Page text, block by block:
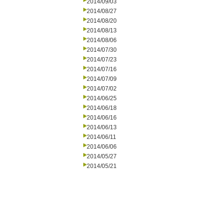
2014/09/03
2014/08/27
2014/08/20
2014/08/13
2014/08/06
2014/07/30
2014/07/23
2014/07/16
2014/07/09
2014/07/02
2014/06/25
2014/06/18
2014/06/16
2014/06/13
2014/06/11
2014/06/06
2014/05/27
2014/05/21